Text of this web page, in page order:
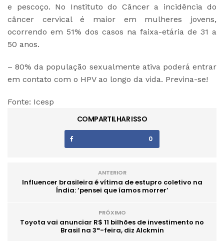
e pescoço. No Instituto do Câncer a incidência do
câncer cervical é maior em mulheres jovens,
ocorrendo em 51% dos casos na faixa-etária de 31 a
50 anos.
– 80% da população sexualmente ativa poderá entrar
em contato com o HPV ao longo da vida. Previna-se!
Fonte: Icesp
COMPARTILHAR ISSO
0
ANTERIOR
Influencer brasileira é vítima de estupro coletivo na
Índia: ‘pensei que íamos morrer’
PRÓXIMO
Toyota vai anunciar R$ 11 bilhões de investimento no
Brasil na 3ª-feira, diz Alckmin